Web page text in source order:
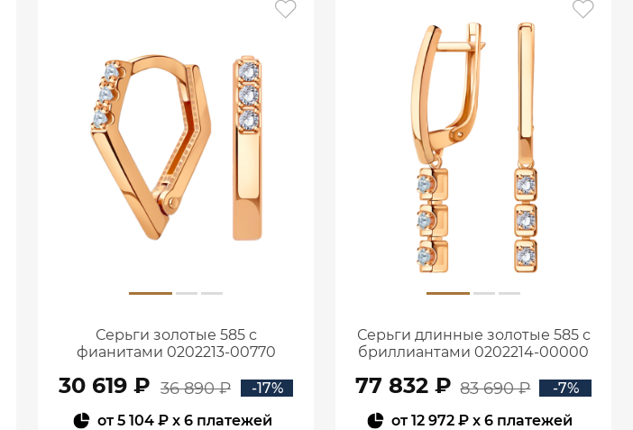
Серьги золотые 585 с
фианитами 0202213-00770
30 619 ₽ 36 890 ₽
-17%
от5 104 ₽x 6 платежей
Серьги длинные золотые 585 с
бриллиантами 0202214-00000
77 832 ₽ 83 690 ₽
-7%
от12 972 ₽ x 6 платежей